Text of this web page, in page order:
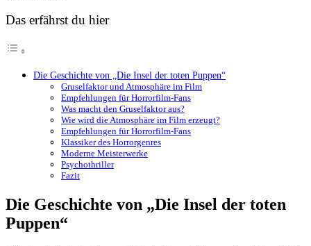
Das erfährst du hier
Die Geschichte von „Die Insel der toten Puppen“
Gruselfaktor und Atmosphäre im Film
Empfehlungen für Horrorfilm-Fans
Was macht den Gruselfaktor aus?
Wie wird die Atmosphäre im Film erzeugt?
Empfehlungen für Horrorfilm-Fans
Klassiker des Horrorgenres
Moderne Meisterwerke
Psychothriller
Fazit
Die Geschichte von „Die Insel der toten
Puppen“